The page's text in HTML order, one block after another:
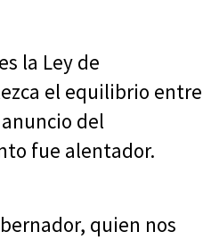
la Ley de
el equilibrio entre
del
fue alentador.
quien nos